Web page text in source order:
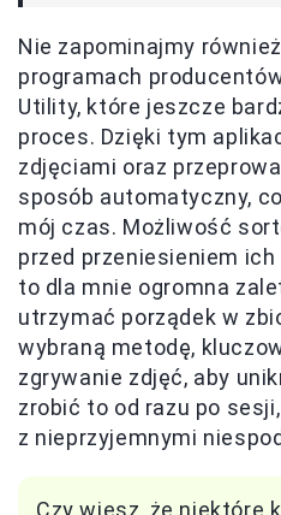
Nie zapominajmy
programach
Utility, które jeszcze
proces. Dzięki tym
zdjęciami oraz
sposób automatyczny,
mój czas. Możliwość
przed przeniesieniem
to dla mnie ogromna
utrzymać porządek w
wybraną metodę,
zgrywanie zdjęć, aby
zrobić to od razu po
z nieprzyjemnymi
Czy wiesz, że niektóre